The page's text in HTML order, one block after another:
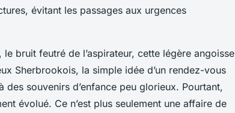
évitant les passages aux urgences
le bruit feutré de l’aspirateur, cette légère angoisse
Sherbrookois, la simple idée d’un rendez-vous
des souvenirs d’enfance peu glorieux. Pourtant,
évolué. Ce n’est plus seulement une affaire de